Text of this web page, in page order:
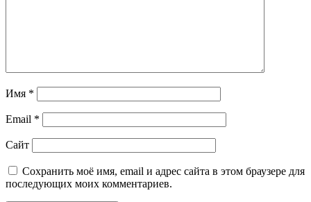
Имя *
Email *
Сайт
Сохранить моё имя, email и адрес сайта в этом браузере для
последующих моих комментариев.